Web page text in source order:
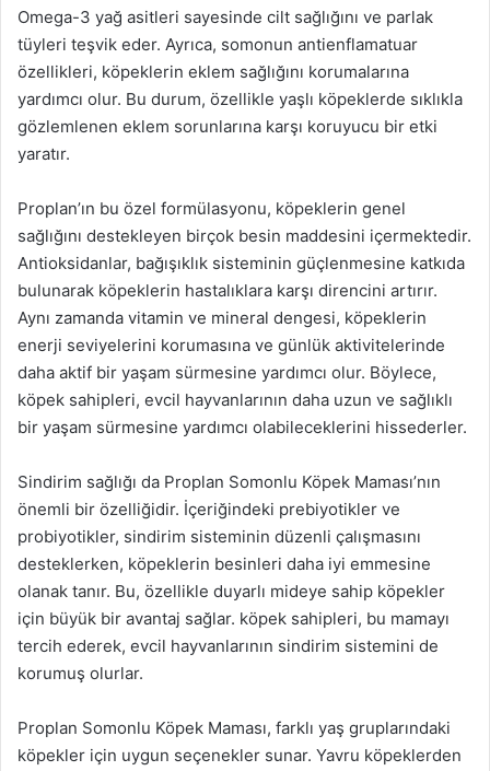
Omega-3 yağ asitleri sayesinde cilt sağlığını ve parlak
tüyleri teşvik eder. Ayrıca, somonun antienflamatuar
özellikleri, köpeklerin eklem sağlığını korumalarına
yardımcı olur. Bu durum, özellikle yaşlı köpeklerde sıklıkla
gözlemlenen eklem sorunlarına karşı koruyucu bir etki
yaratır.
Proplan’ın bu özel formülasyonu, köpeklerin genel
sağlığını destekleyen birçok besin maddesini içermektedir.
Antioksidanlar, bağışıklık sisteminin güçlenmesine katkıda
bulunarak köpeklerin hastalıklara karşı direncini artırır.
Aynı zamanda vitamin ve mineral dengesi, köpeklerin
enerji seviyelerini korumasına ve günlük aktivitelerinde
daha aktif bir yaşam sürmesine yardımcı olur. Böylece,
köpek sahipleri, evcil hayvanlarının daha uzun ve sağlıklı
bir yaşam sürmesine yardımcı olabileceklerini hissederler.
Sindirim sağlığı da Proplan Somonlu Köpek Maması’nın
önemli bir özelliğidir. İçeriğindeki prebiyotikler ve
probiyotikler, sindirim sisteminin düzenli çalışmasını
desteklerken, köpeklerin besinleri daha iyi emmesine
olanak tanır. Bu, özellikle duyarlı mideye sahip köpekler
için büyük bir avantaj sağlar. köpek sahipleri, bu mamayı
tercih ederek, evcil hayvanlarının sindirim sistemini de
korumuş olurlar.
Proplan Somonlu Köpek Maması, farklı yaş gruplarındaki
köpekler için uygun seçenekler sunar. Yavru köpeklerden